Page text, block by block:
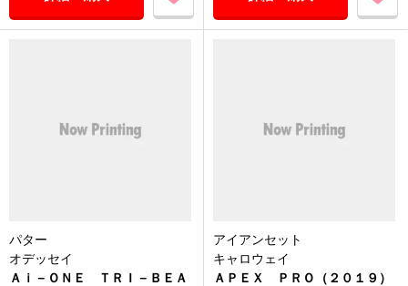
パター
オデッセイ
Ａｉ－ＯＮＥ ＴＲＩ－ＢＥＡ
アイアンセット
キャロウェイ
ＡＰＥＸ ＰＲＯ（２０１９）